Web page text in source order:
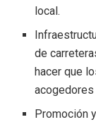
local.
de
hacer que
Promoción